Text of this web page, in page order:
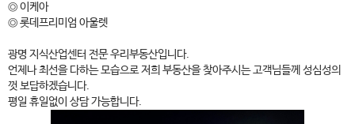
◎ 이케아
◎ 롯데프리미엄 아울렛
광명 지식산업센터 전문 우리부동산입니다.
언제나 최선을 다하는 모습으로 저희 부동산을 찾아주시는 고객님들께 성심성의
껏 보답하겠습니다.
평일 휴일없이 상담 가능합니다.